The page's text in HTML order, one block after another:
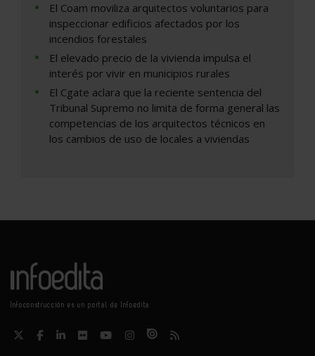
El Coam moviliza arquitectos voluntarios para
inspeccionar edificios afectados por los
incendios forestales
El elevado precio de la vivienda impulsa el
interés por vivir en municipios rurales
El Cgate aclara que la reciente sentencia del
Tribunal Supremo no limita de forma general las
competencias de los arquitectos técnicos en
los cambios de uso de locales a viviendas
Infoconstrucción es un portal de Infoedita